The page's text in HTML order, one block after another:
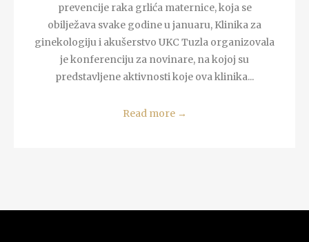
prevencije raka grlića maternice, koja se
obilježava svake godine u januaru, Klinika za
ginekologiju i akušerstvo UKC Tuzla organizovala
je konferenciju za novinare, na kojoj su
predstavljene aktivnosti koje ova klinika...
Read more →